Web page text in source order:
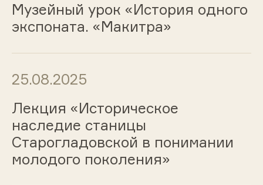
Музейный урок «История одного
экспоната. «Макитра»
25.08.2025
Лекция «Историческое
наследие станицы
Старогладовской в понимании
молодого поколения»